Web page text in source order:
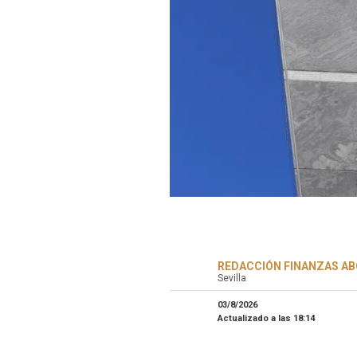
REDACCIÓN FINANZAS
Sevilla
03/8/2026
Actualizado a las 18:14